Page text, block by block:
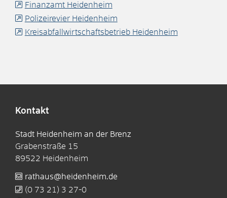
Finanzamt Heidenheim
Polizeirevier Heidenheim
Kreisabfallwirtschaftsbetrieb Heidenheim
Kontakt
Stadt Heidenheim an der Brenz
Grabenstraße 15
89522 Heidenheim
rathaus@heidenheim.de
(0 73 21) 3 27-0